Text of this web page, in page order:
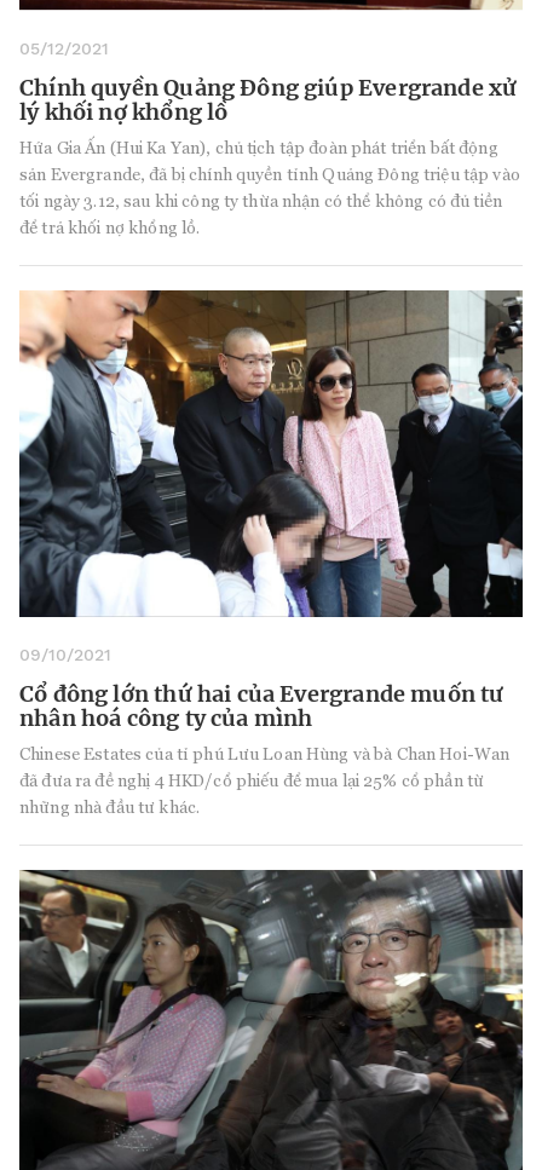
05/12/2021
Chính quyền Quảng Đông giúp Evergrande xử
lý khối nợ khổng lồ
Hứa Gia Ấn (Hui Ka Yan), chủ tịch tập đoàn phát triển bất động
sản Evergrande, đã bị chính quyền tỉnh Quảng Đông triệu tập vào
tối ngày 3.12, sau khi công ty thừa nhận có thể không có đủ tiền
để trả khối nợ khổng lồ.
09/10/2021
Cổ đông lớn thứ hai của Evergrande muốn tư
nhân hoá công ty của mình
Chinese Estates của tỉ phú Lưu Loan Hùng và bà Chan Hoi-Wan
đã đưa ra đề nghị 4 HKD/cổ phiếu để mua lại 25% cổ phần từ
những nhà đầu tư khác.